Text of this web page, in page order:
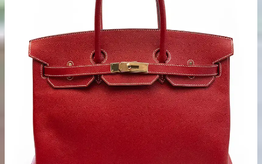
出張買取の
お申込み
宅配買取の
お申込み